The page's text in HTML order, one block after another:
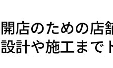
店のための店
計や施工まで